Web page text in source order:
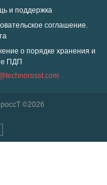
и поддержка
соглашение.
о порядке хранения и
ПДП
©2026